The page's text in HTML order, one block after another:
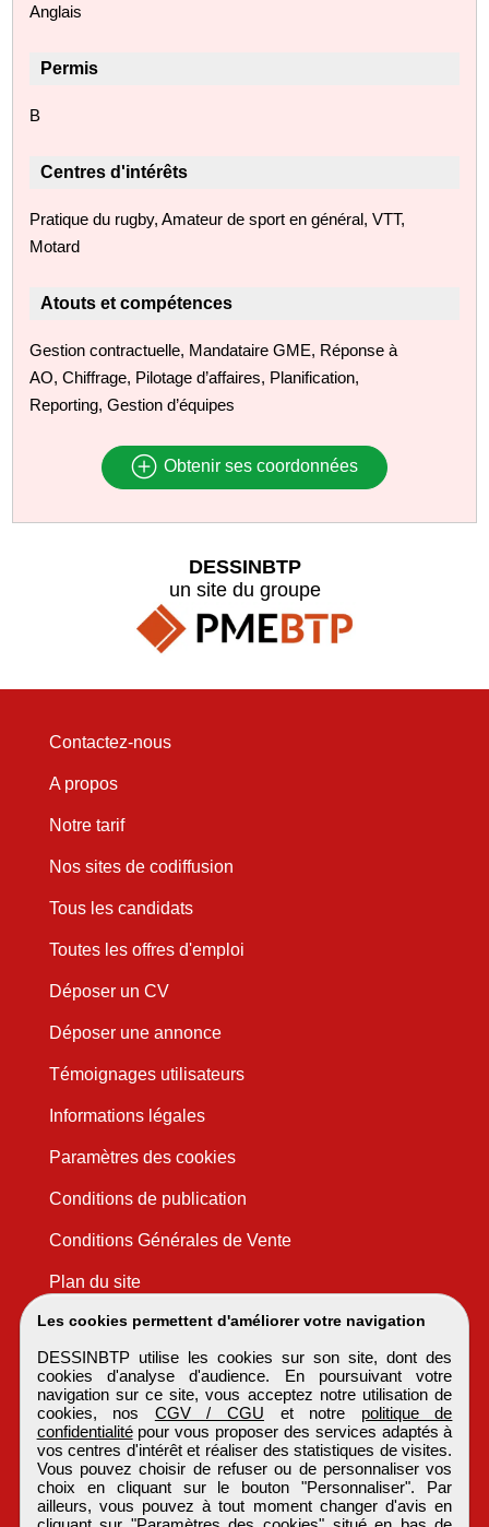
Anglais
Permis
B
Centres d'intérêts
Pratique du rugby, Amateur de sport en général, VTT,
Motard
Atouts et compétences
Gestion contractuelle, Mandataire GME, Réponse à
AO, Chiffrage, Pilotage d’affaires, Planification,
Reporting, Gestion d’équipes
Obtenir ses coordonnées
Les cookies permettent d'améliorer votre navigation
DESSINBTP utilise les cookies sur son site, dont des
cookies d'analyse d'audience. En poursuivant votre
navigation sur ce site, vous acceptez notre utilisation de
cookies, nos CGV / CGU et notre politique de
confidentialitépour vous proposer des services adaptés à
vos centres d'intérêt et réaliser des statistiques de visites.
Vous pouvez choisir de refuser ou de personnaliser vos
choix en cliquant sur le bouton "Personnaliser". Par
ailleurs, vous pouvez à tout moment changer d'avis en
DESSINBTP
un site du groupe
Contactez-nous
A propos
Notre tarif
Nos sites de codiffusion
Tous les candidats
Toutes les offres d'emploi
Déposer un CV
Déposer une annonce
Témoignages utilisateurs
Informations légales
Paramètres des cookies
Conditions de publication
Conditions Générales de Vente
Plan du site